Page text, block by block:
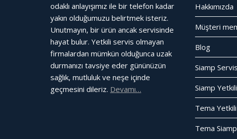
odaklı anlayışımız ile bir telefon kadar
yakın olduğumuzu belirtmek isteriz.
Unutmayın, bir ürün ancak servisinde
hayat bulur. Yetkili servis olmayan
firmalardan mümkün olduğunca uzak
durmanızı tavsiye eder gününüzün
sağlık, mutluluk ve neşe içinde
geçmesini dileriz. Devamı…
Hakkımızda
Müşteri
Blog
Siamp Servis
Siamp
Tema
Tema